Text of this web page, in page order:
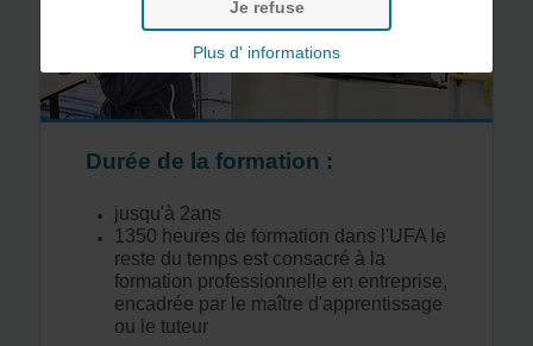
Durée de la formation :
jusqu'à 2ans
1350 heures de formation dans l'UFA le
reste du temps est consacré à la
formation professionnelle en entreprise,
encadrée par le maître d'apprentissage
ou le tuteur
Je refuse
Plus d' informations